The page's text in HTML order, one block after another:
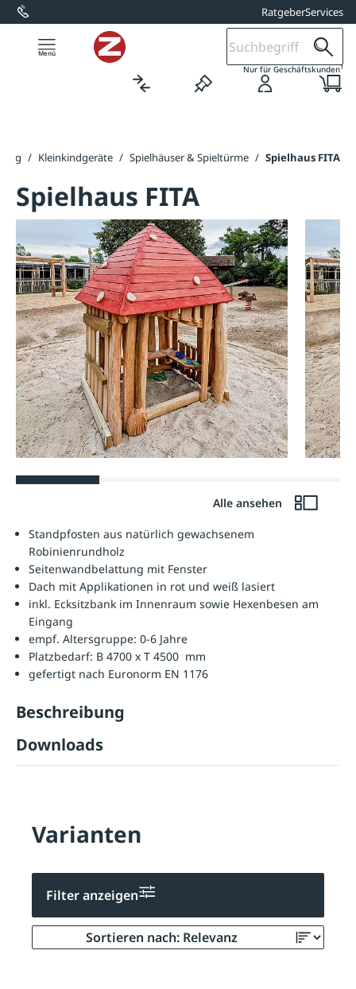
springen RatgeberServices
Nur für Geschäftskunden1
/ Kleinkindgeräte / Spielhäuser & Spieltürme / Spielhaus FITA
Spielhaus FITA
Alle ansehen
Standpfosten aus natürlich gewachsenem
Robinienrundholz
Seitenwandbelattung mit Fenster
Dach mit Applikationen in rot und weiß lasiert
inkl. Ecksitzbank im Innenraum sowie Hexenbesen am
Eingang
empf. Altersgruppe: 0-6 Jahre
Platzbedarf: B 4700 x T 4500 mm
gefertigt nach Euronorm EN 1176
Beschreibung
Downloads
Varianten
Filter anzeigen